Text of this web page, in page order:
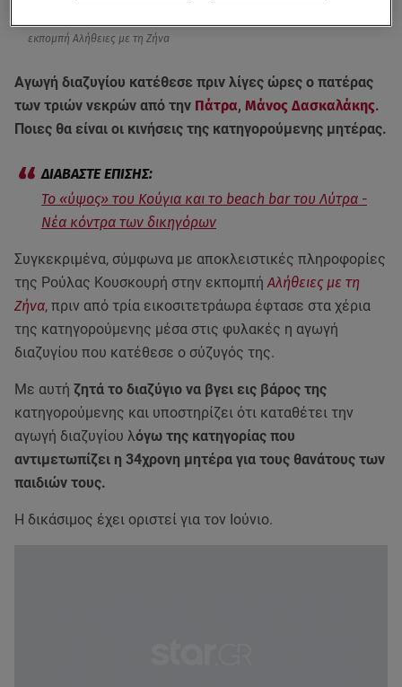
εκπομπή Αλήθειες με τη Ζήνα
Αγωγή διαζυγίου κατέθεσε πριν λίγες ώρες ο πατέρας
των τριών νεκρών από την Πάτρα, Μάνος Δασκαλάκης.
Ποιες θα είναι οι κινήσεις της κατηγορούμενης μητέρας.
Το «ύψος» του Κούγια και το beach bar του Λύτρα -
Νέα κόντρα των δικηγόρων
Συγκεκριμένα, σύμφωνα με αποκλειστικές πληροφορίες
της Ρούλας Κουσκουρή στην εκπομπήΑλήθειες με τη
Ζήνα, πριν από τρία εικοσιτετράωρα έφτασε στα χέρια
της κατηγορούμενης μέσα στις φυλακές η αγωγή
διαζυγίου που κατέθεσε ο σύζυγός της.
Με αυτή ζητά το διαζύγιο να βγει εις βάρος της
κατηγορούμενης και υποστηρίζει ότι καταθέτει την
αγωγή διαζυγίου λόγω της κατηγορίας που
αντιμετωπίζει η 34χρονη μητέρα για τους θανάτους των
παιδιών τους.
Η δικάσιμος έχει οριστεί για τον Ιούνιο.